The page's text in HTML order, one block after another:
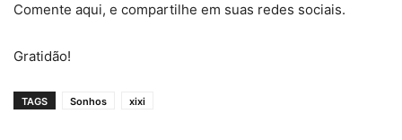
Comente aqui, e compartilhe em suas redes sociais.
Gratidão!
TAGS Sonhos xixi